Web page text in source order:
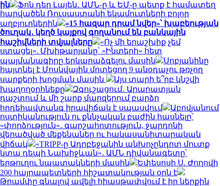
ին
Ֆոն դեր Լայեն․ ԱՄՆ-ը և ԵՄ-ը պետք է համատեղ
հարվածեն Ռուսաստանի եկամուտների բոլոր
աղբյուրներին
«15 հազար դրամ նվեր»՝ խաբեության
ծուղակ․ կեղծ կայքով գողանում են բանկային
հաշիվների տվյալները
«Ոչ մի երաշխիք չեմ
ստացել». Մխիթարյանը՝ «Ինտերի» հետ
պայմանագիրը երկարաձգելու մասին
Սոբյանինը
հայտնել է Մոսկվային մոտեցող 9 անօդաչու թռչող
սարքերի խոցման մասին
Այս տարի ե՞րբ կնշվի
խաղողօրհնեքը
Զգուշացում․ Արարատյան
դաշտում և մի շարք մարզերում բարձր
հրդեհավտանգ իրավիճակ է սպասվում
Աբովյանում
ոստիկանություն ու քննչական բաժին հասնելը՝
«փորձություն»․ գարշահոտություն, ջարդոնի
վերածված մեքենաներ ու հակասանիտարական
վիճակ
«TRIPP-ը Ադրբեջանին անխոչընդոտ մուտք
կտա դեպի Նախիջևան»․ ԱՄՆ դիվանագետը՝
երթուղու նպատակների մասին
Եփեսոսի Ս. Ժողովի
200 հայրապետների հիշատակության օրն է
Թրամփը գնալով ավելի հիասթափվում է իր ներքին